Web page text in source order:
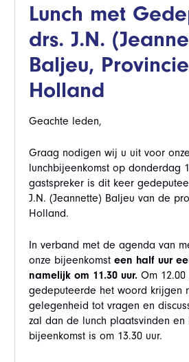
Lunch met
drs. J.N.
Baljeu,
Holland
Geachte leden,
Graag nodigen wij u uit voor
lunchbijeenkomst op donderdag
gastspreker is dit keer
J.N. (Jeannette) Baljeu van de
Holland.
In verband met de agenda van
onze bijeenkomst een half uur
namelijk om 11.30 uur. Om
gedeputeerde het woord krijgen
gelegenheid tot vragen en
zal dan de lunch plaatsvinden
bijeenkomst is om 13.30 uur.